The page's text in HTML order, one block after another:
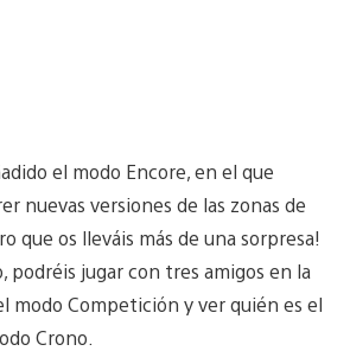
el modo Encore, en el que
nuevas versiones de las zonas de
que os lleváis más de una sorpresa!
podréis jugar con tres amigos en la
modo Competición y ver quién es el
Crono.